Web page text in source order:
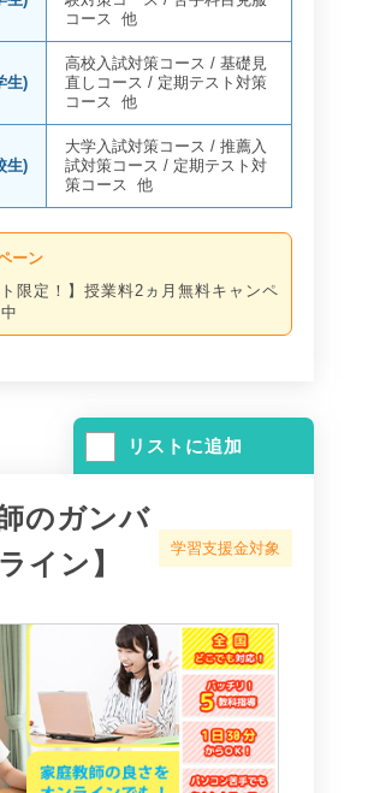
コース
他
生)
高校入試対策コース /基礎見
直しコース /定期テスト対策
コース
他
生)
大学入試対策コース /推薦入
試対策コース /定期テスト対
策コース
他
ーン
ト限定！】授業料2ヵ月無料キャンペ
リストに追加
のガンバ
イン】
学習支援金対象